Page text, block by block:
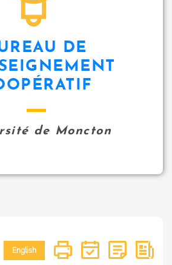
DE
de Moncton
English